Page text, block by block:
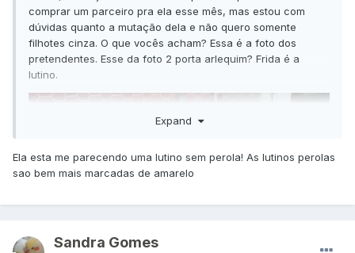
comprar um parceiro pra ela esse mês, mas estou com
dúvidas quanto a mutação dela e não quero somente
filhotes cinza. O que vocês acham? Essa é a foto dos
pretendentes. Esse da foto 2 porta arlequim? Frida é a
lutino.
Expand
Ela esta me parecendo uma lutino sem perola! As lutinos perolas
sao bem mais marcadas de amarelo
Sandra Gomes